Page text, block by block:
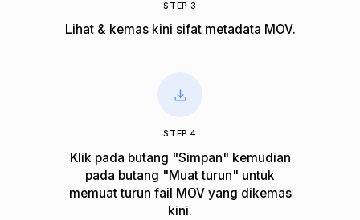
STEP 3
Lihat & kemas kini sifat metadata MOV.
STEP 4
Klik pada butang "Simpan" kemudian
pada butang "Muat turun" untuk
memuat turun fail MOV yang dikemas
kini.